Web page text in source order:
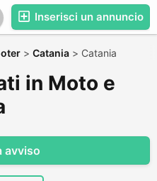
Inserisci un annuncio
> Catania > Catania
in Moto e
avviso